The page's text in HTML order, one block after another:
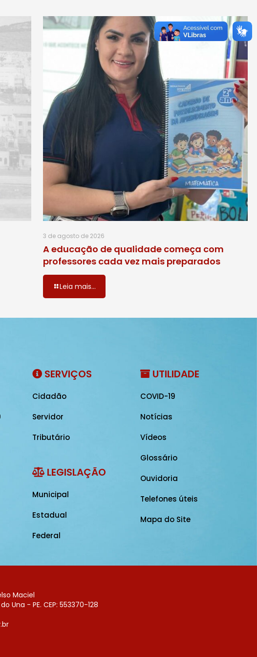
3 de agosto de 2026
A educação de qualidade começa com
professores cada vez mais preparados
Leia mais...
SERVIÇOS
Cidadão
Servidor
Tributário
LEGISLAÇÃO
Municipal
Estadual
Federal
UTILIDADE
COVID-19
Notícias
Vídeos
Glossário
Ouvidoria
Telefones úteis
Mapa do Site
Maciel
Una - PE. CEP: 553370-128